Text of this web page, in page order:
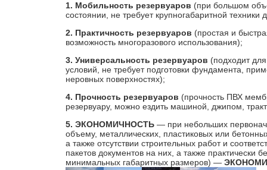
1. Мобильность резервуаров (при большом
состоянии, не требует крупногабаритной техники
2. Практичность резервуаров (простая и
возможность многоразового использования);
3. Универсальность резервуаров (подходит
условий, не требует подготовки фундамента,
неровных поверхностях);
4. Прочность резервуаров (прочность ПВХ
резервуару, можно ездить машиной, джипом,
5. ЭКОНОМИЧНОСТЬ — при небольших
объему, металлических, пластиковых или
а также отсутствии строительных работ и
пакетов документов на них, а также практически
минимальных габаритных размеров) —